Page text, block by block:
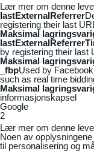
Lær mer om denne
lastExternalReferrer
registering their last
Maksimal
by registering their last
Maksimal
_fbpUsed by
such as real time
Maksimal
informasjonskapsel
Google
2
Lær mer om denne
Noen av
til personalisering og